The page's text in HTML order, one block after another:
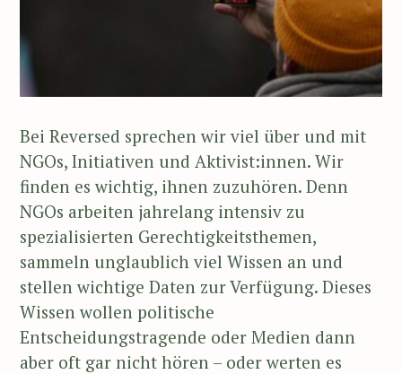
Bei Reversed sprechen wir viel über und mit
NGOs, Initiativen und Aktivist:innen. Wir
finden es wichtig, ihnen zuzuhören. Denn
NGOs arbeiten jahrelang intensiv zu
spezialisierten Gerechtigkeitsthemen,
sammeln unglaublich viel Wissen an und
stellen wichtige Daten zur Verfügung. Dieses
Wissen wollen politische
Entscheidungstragende oder Medien dann
aber oft gar nicht hören – oder werten es